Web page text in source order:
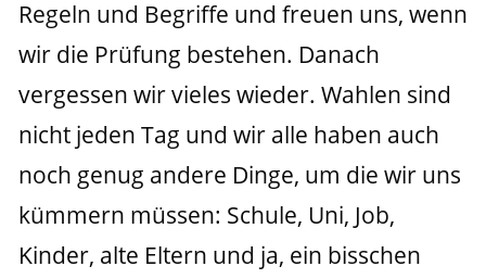
Regeln und Begriffe und freuen uns, wenn
wir die Prüfung bestehen. Danach
vergessen wir vieles wieder. Wahlen sind
nicht jeden Tag und wir alle haben auch
noch genug andere Dinge, um die wir uns
kümmern müssen: Schule, Uni, Job,
Kinder, alte Eltern und ja, ein bisschen